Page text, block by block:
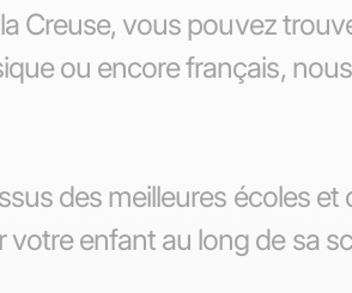
Creuse, vous pouvez
ou encore français,
des meilleures écoles
enfant au long de sa